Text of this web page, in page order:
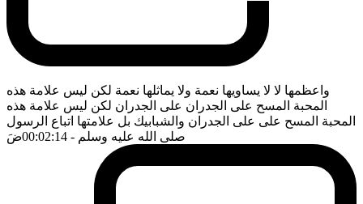
واعظمها لا لا يساويها نعمة ولا يماثلها نعمة لكن ليس علامة هذه
المحبة المسح على الجدران على الجدران لكن ليس علامة هذه
المحبة المسح على على الجدران والشبابيك بل علامتها اتباع الرسول
صلى الله عليه وسلم - 00:02:14 ضَ